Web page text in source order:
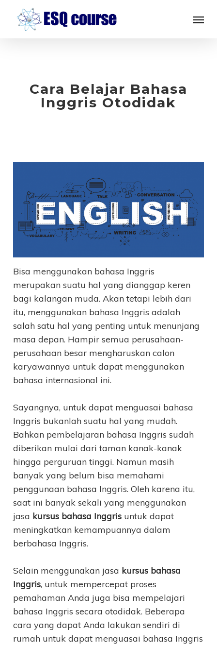
Cara Belajar Bahasa
Inggris Otodidak
Bisa menggunakan bahasa Inggris
merupakan suatu hal yang dianggap keren
bagi kalangan muda. Akan tetapi lebih dari
itu, menggunakan bahasa Inggris adalah
salah satu hal yang penting untuk menunjang
masa depan. Hampir semua perusahaan-
perusahaan besar mengharuskan calon
karyawannya untuk dapat menggunakan
bahasa internasional ini.
Sayangnya, untuk dapat menguasai bahasa
Inggris bukanlah suatu hal yang mudah.
Bahkan pembelajaran bahasa Inggris sudah
diberikan mulai dari taman kanak-kanak
hingga perguruan tinggi. Namun masih
banyak yang belum bisa memahami
penggunaan bahasa Inggris. Oleh karena itu,
saat ini banyak sekali yang menggunakan
jasa kursus bahasa Inggris untuk dapat
meningkatkan kemampuannya dalam
berbahasa Inggris.
Selain menggunakan jasa kursus bahasa
Inggris, untuk mempercepat proses
pemahaman Anda juga bisa mempelajari
bahasa Inggris secara otodidak. Beberapa
cara yang dapat Anda lakukan sendiri di
rumah untuk dapat menguasai bahasa Inggris